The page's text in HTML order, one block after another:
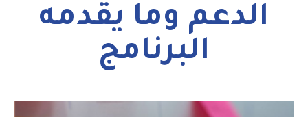
الدعم وما يقدمه
البرنامج